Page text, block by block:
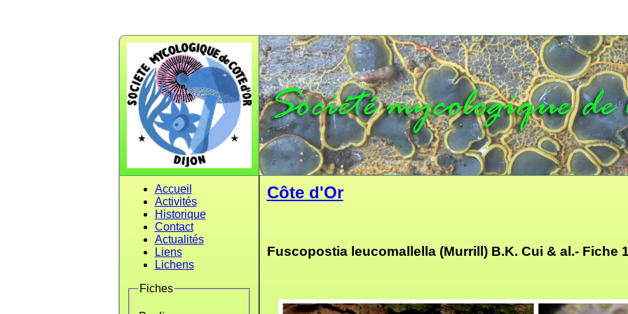
Accueil
Activités
Historique
Contact
Actualités
Liens
Lichens
Fiches
Côte d'Or
Fuscopostia leucomallella (Murrill) B.K. Cui & al.- Fiche